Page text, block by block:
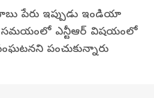
పేరు ఇప్పుడు ఇండియా
సమయంలో ఎన్టీఆర్‌ విషయంలో
పంచుకున్నారు